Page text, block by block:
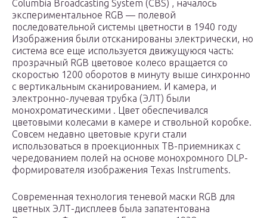
Columbia Broadcasting System (CBS) , началось
экспериментальное RGB — полевой
последовательной системы цветности в 1940 году
Изображения были отсканированы электрически, но
система все еще используется движущуюся часть:
прозрачный RGB цветовое колесо вращается со
скоростью 1200 оборотов в минуту выше синхронно
с вертикальным сканированием. И камера, и
электронно-лучевая трубка (ЭЛТ) были
монохроматическими . Цвет обеспечивался
цветовыми колесами в камере и ствольной коробке.
Совсем недавно цветовые круги стали
использоваться в проекционных ТВ-приемниках с
чередованием полей на основе монохромного DLP-
формирователя изображения Texas Instruments.
Современная технология теневой маски RGB для
цветных ЭЛТ-дисплеев была запатентована